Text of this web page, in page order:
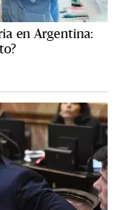
en Argentina: